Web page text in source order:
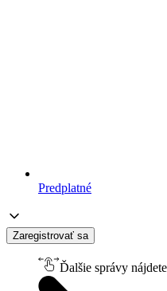
Predplatné
Zaregistrovať sa
Ďalšie správy